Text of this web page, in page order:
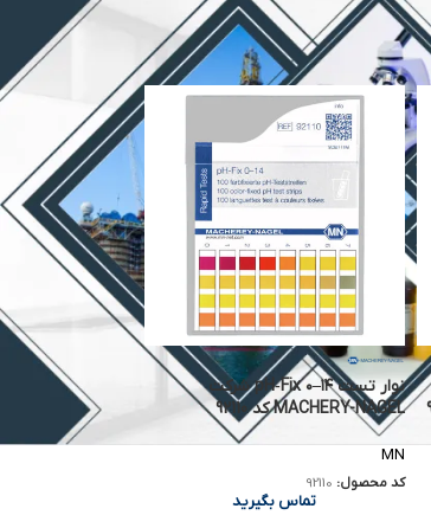
نوار تست pH‑Fix ۰–۱۴ شرکت
MACHERY-NAGEL کد 92110
MN
کد محصول: 92110
تماس بگیرید